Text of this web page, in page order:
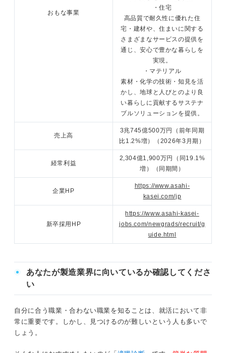
おもな事業
・住宅
高品質で耐久性に優れた住
宅・建材や、住まいに関する
さまざまなサービスの提供を
通じ、安心で豊かな暮らしを
実現。
・マテリアル
素材・化学の技術・知見を活
かし、地球と人びとのより良
い暮らしに貢献するサステナ
ブルソリューションを提供。
売上高
3兆745億500万円（前年同期
比1.2%増）（2026年3月期）
経常利益
2,304億1,900万円（同19.1%
増）（同期間）
企業HP
https://www.asahi-
kasei.com/jp
新卒採用HP
https://www.asahi-kasei-
jobs.com/newgrads/recruit/g
uide.html
あなたが製造業界に向いているか確認してくださ
い
自分に合う職業・合わない職業を知ることは、就活において非
常に重要です。しかし、見つけるのが難しいという人も多いで
しょう。